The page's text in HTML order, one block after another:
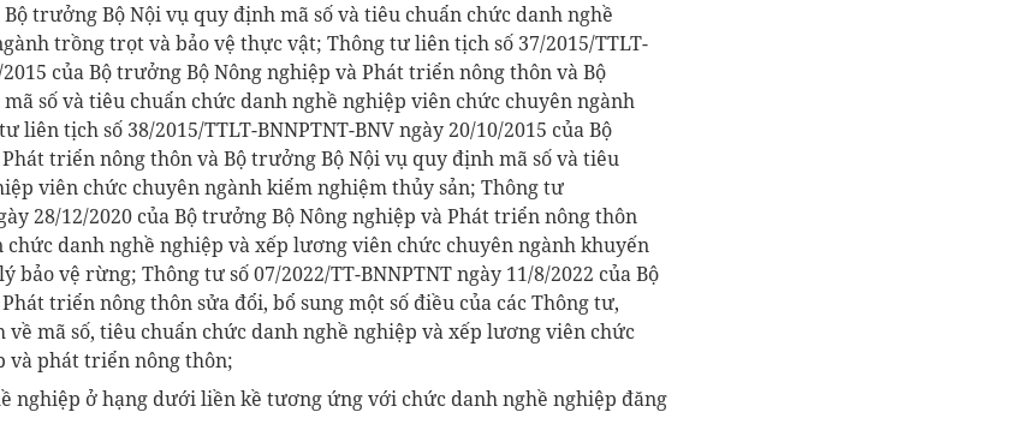
trưởng Bộ Nội vụ quy định mã số và tiêu chuẩn chức danh nghề
trồng trọt và bảo vệ thực vật; Thông tư liên tịch số 37/2015/TTLT-
2015 của Bộ trưởng Bộ Nông nghiệp và Phát triển nông thôn và Bộ
số và tiêu chuẩn chức danh nghề nghiệp viên chức chuyên ngành
liên tịch số 38/2015/TTLT-BNNPTNT-BNV ngày 20/10/2015 của Bộ
triển nông thôn và Bộ trưởng Bộ Nội vụ quy định mã số và tiêu
viên chức chuyên ngành kiểm nghiệm thủy sản; Thông tư
28/12/2020 của Bộ trưởng Bộ Nông nghiệp và Phát triển nông thôn
chức danh nghề nghiệp và xếp lương viên chức chuyên ngành khuyến
bảo vệ rừng; Thông tư số 07/2022/TT-BNNPTNT ngày 11/8/2022 của Bộ
triển nông thôn sửa đổi, bổ sung một số điều của các Thông tư,
mã số, tiêu chuẩn chức danh nghề nghiệp và xếp lương viên chức
và phát triển nông thôn;
nghiệp ở hạng dưới liền kề tương ứng với chức danh nghề nghiệp đăng